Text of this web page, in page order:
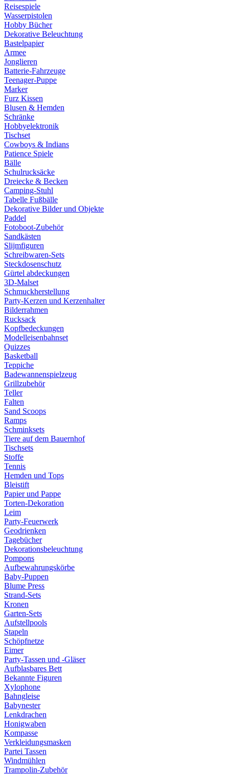
Reisespiele
Wasserpistolen
Hobby Bücher
Dekorative Beleuchtung
Bastelpapier
Armee
Jonglieren
Batterie-Fahrzeuge
Teenager-Puppe
Marker
Furz Kissen
Blusen & Hemden
Schränke
Hobbyelektronik
Tischset
Cowboys & Indians
Patience Spiele
Bälle
Schulrucksäcke
Dreiecke & Becken
Camping-Stuhl
Tabelle Fußbälle
Dekorative Bilder und Objekte
Paddel
Fotoboot-Zubehör
Sandkästen
Slijmfiguren
Schreibwaren-Sets
Steckdosenschutz
Gürtel abdeckungen
3D-Malset
Schmuckherstellung
Party-Kerzen und Kerzenhalter
Bilderrahmen
Rucksack
Kopfbedeckungen
Modelleisenbahnset
Quizzes
Basketball
Teppiche
Badewannenspielzeug
Grillzubehör
Teller
Falten
Sand Scoops
Ramps
Schminksets
Tiere auf dem Bauernhof
Tischsets
Stoffe
Tennis
Hemden und Tops
Bleistift
Papier und Pappe
Torten-Dekoration
Leim
Party-Feuerwerk
Geodrienken
Tagebücher
Dekorationsbeleuchtung
Pompons
Aufbewahrungskörbe
Baby-Puppen
Blume Press
Strand-Sets
Kronen
Garten-Sets
Aufstellpools
Stapeln
Schöpfnetze
Eimer
Party-Tassen und -Gläser
Aufblasbares Bett
Bekannte Figuren
Xylophone
Bahngleise
Babynester
Lenkdrachen
Honigwaben
Kompasse
Verkleidungsmasken
Partei Tassen
Windmühlen
Trampolin-Zubehör